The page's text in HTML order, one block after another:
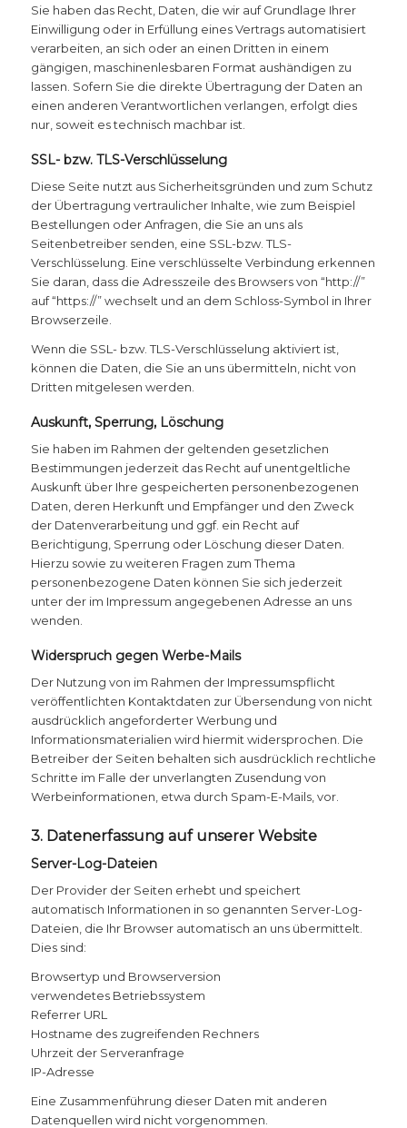
Sie haben das Recht, Daten, die wir auf Grundlage Ihrer
Einwilligung oder in Erfüllung eines Vertrags automatisiert
verarbeiten, an sich oder an einen Dritten in einem
gängigen, maschinenlesbaren Format aushändigen zu
lassen. Sofern Sie die direkte Übertragung der Daten an
einen anderen Verantwortlichen verlangen, erfolgt dies
nur, soweit es technisch machbar ist.
SSL- bzw. TLS-Verschlüsselung
Diese Seite nutzt aus Sicherheitsgründen und zum Schutz
der Übertragung vertraulicher Inhalte, wie zum Beispiel
Bestellungen oder Anfragen, die Sie an uns als
Seitenbetreiber senden, eine SSL-bzw. TLS-
Verschlüsselung. Eine verschlüsselte Verbindung erkennen
Sie daran, dass die Adresszeile des Browsers von “http://”
auf “https://” wechselt und an dem Schloss-Symbol in Ihrer
Browserzeile.
Wenn die SSL- bzw. TLS-Verschlüsselung aktiviert ist,
können die Daten, die Sie an uns übermitteln, nicht von
Dritten mitgelesen werden.
Auskunft, Sperrung, Löschung
Sie haben im Rahmen der geltenden gesetzlichen
Bestimmungen jederzeit das Recht auf unentgeltliche
Auskunft über Ihre gespeicherten personenbezogenen
Daten, deren Herkunft und Empfänger und den Zweck
der Datenverarbeitung und ggf. ein Recht auf
Berichtigung, Sperrung oder Löschung dieser Daten.
Hierzu sowie zu weiteren Fragen zum Thema
personenbezogene Daten können Sie sich jederzeit
unter der im Impressum angegebenen Adresse an uns
wenden.
Widerspruch gegen Werbe-Mails
Der Nutzung von im Rahmen der Impressumspflicht
veröffentlichten Kontaktdaten zur Übersendung von nicht
ausdrücklich angeforderter Werbung und
Informationsmaterialien wird hiermit widersprochen. Die
Betreiber der Seiten behalten sich ausdrücklich rechtliche
Schritte im Falle der unverlangten Zusendung von
Werbeinformationen, etwa durch Spam-E-Mails, vor.
3. Datenerfassung auf unserer Website
Server-Log-Dateien
Der Provider der Seiten erhebt und speichert
automatisch Informationen in so genannten Server-Log-
Dateien, die Ihr Browser automatisch an uns übermittelt.
Dies sind:
Browsertyp und Browserversion
verwendetes Betriebssystem
Referrer URL
Hostname des zugreifenden Rechners
Uhrzeit der Serveranfrage
IP-Adresse
Eine Zusammenführung dieser Daten mit anderen
Datenquellen wird nicht vorgenommen.